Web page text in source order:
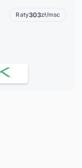
Raty303zł/msc